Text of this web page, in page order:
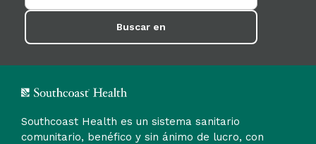
Buscar en
Southcoast Health es un sistema sanitario
comunitario, benéfico y sin ánimo de lucro, con